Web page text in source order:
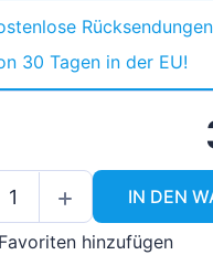
30 Tagen in der EU!
IN DEN
hinzufügen